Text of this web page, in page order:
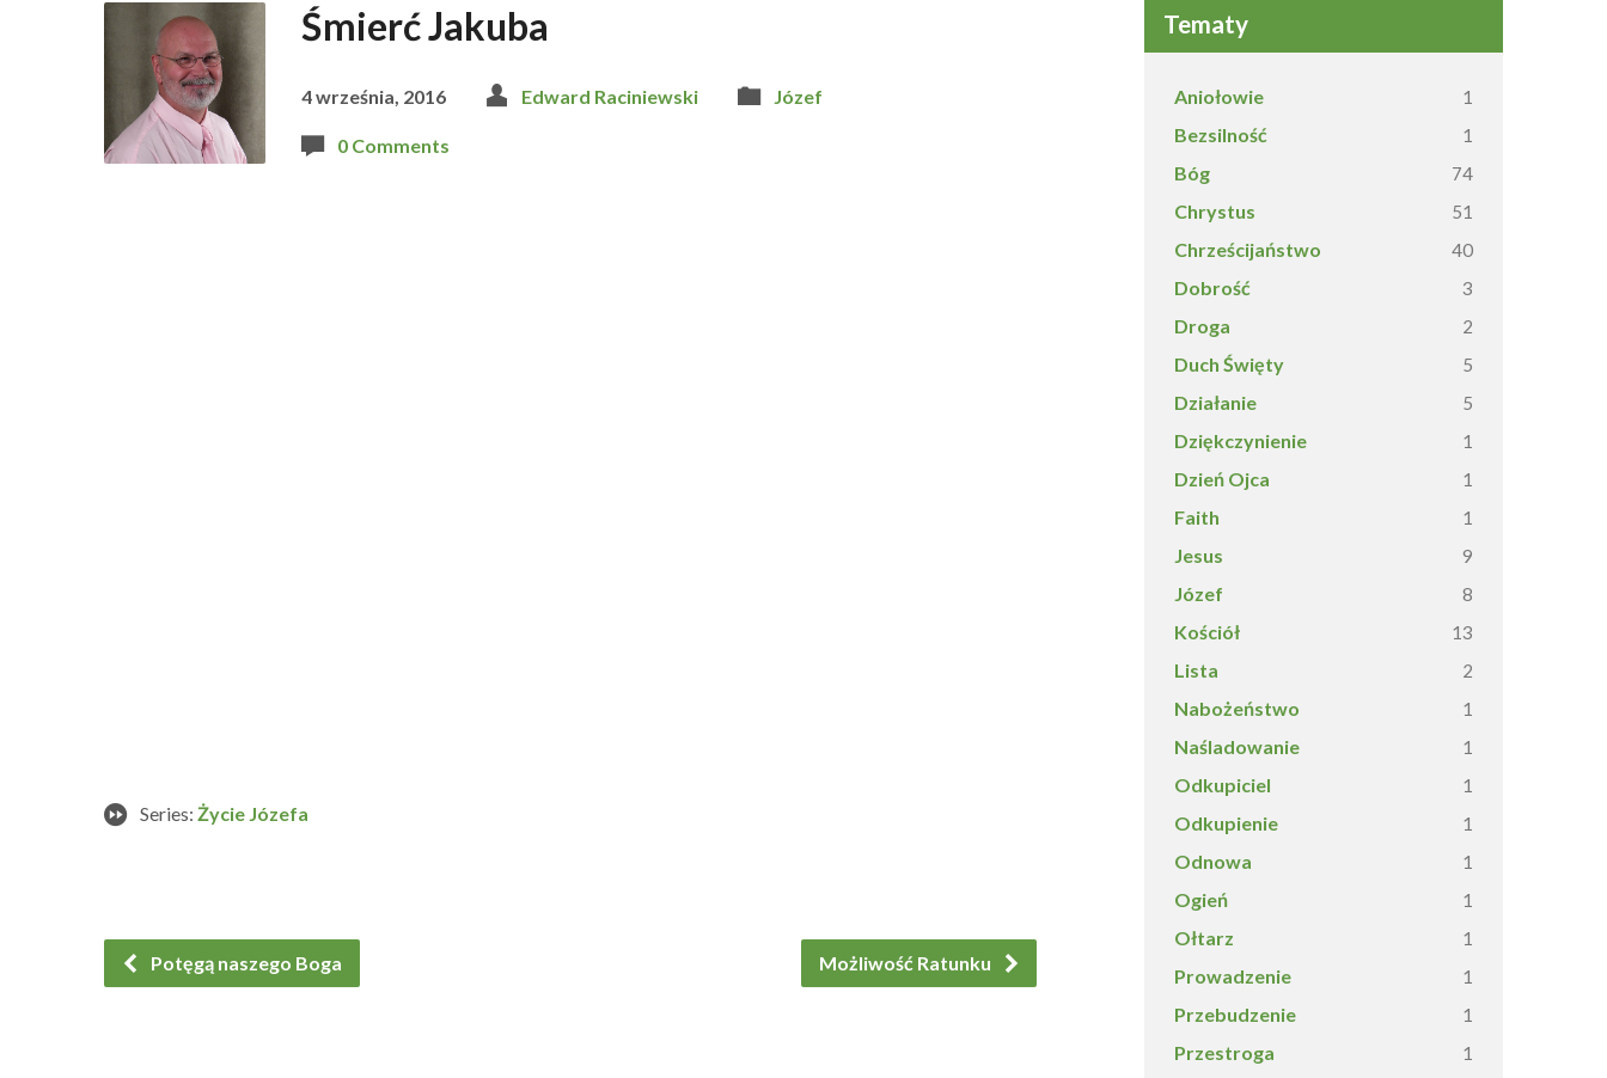
Śmierć Jakuba
4 września, 2016 Edward Raciniewski Józef
0 Comments
Series: Życie Józefa
Potęgą naszego Boga Możliwość Ratunku
Tematy
Aniołowie 1
Bezsilność 1
Bóg 74
Chrystus 51
Chrześcijaństwo 40
Dobrość 3
Droga 2
Duch Święty 5
Działanie 5
Dziękczynienie 1
Dzień Ojca 1
Faith 1
Jesus 9
Józef 8
Kościół 13
Lista 2
Nabożeństwo 1
Naśladowanie 1
Odkupiciel 1
Odkupienie 1
Odnowa 1
Ogień 1
Ołtarz 1
Prowadzenie 1
Przebudzenie 1
Przestroga 1